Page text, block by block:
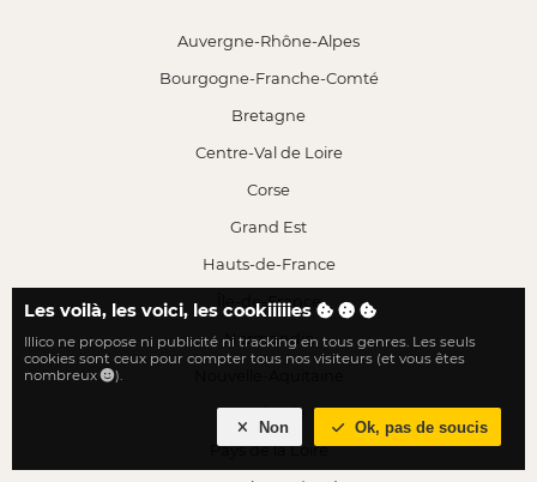
Auvergne-Rhône-Alpes
Bourgogne-Franche-Comté
Bretagne
Centre-Val de Loire
Corse
Grand Est
Hauts-de-France
Île-de-France
Normandie
Occitanie
Pays de la Loire
Les voilà, les voici, les cookiiiiies
Illico ne propose ni publicité ni tracking en tous genres. Les seuls
cookies sont ceux pour compter tous nos visiteurs (et vous êtes
nombreux
).
Non Ok, pas de soucis